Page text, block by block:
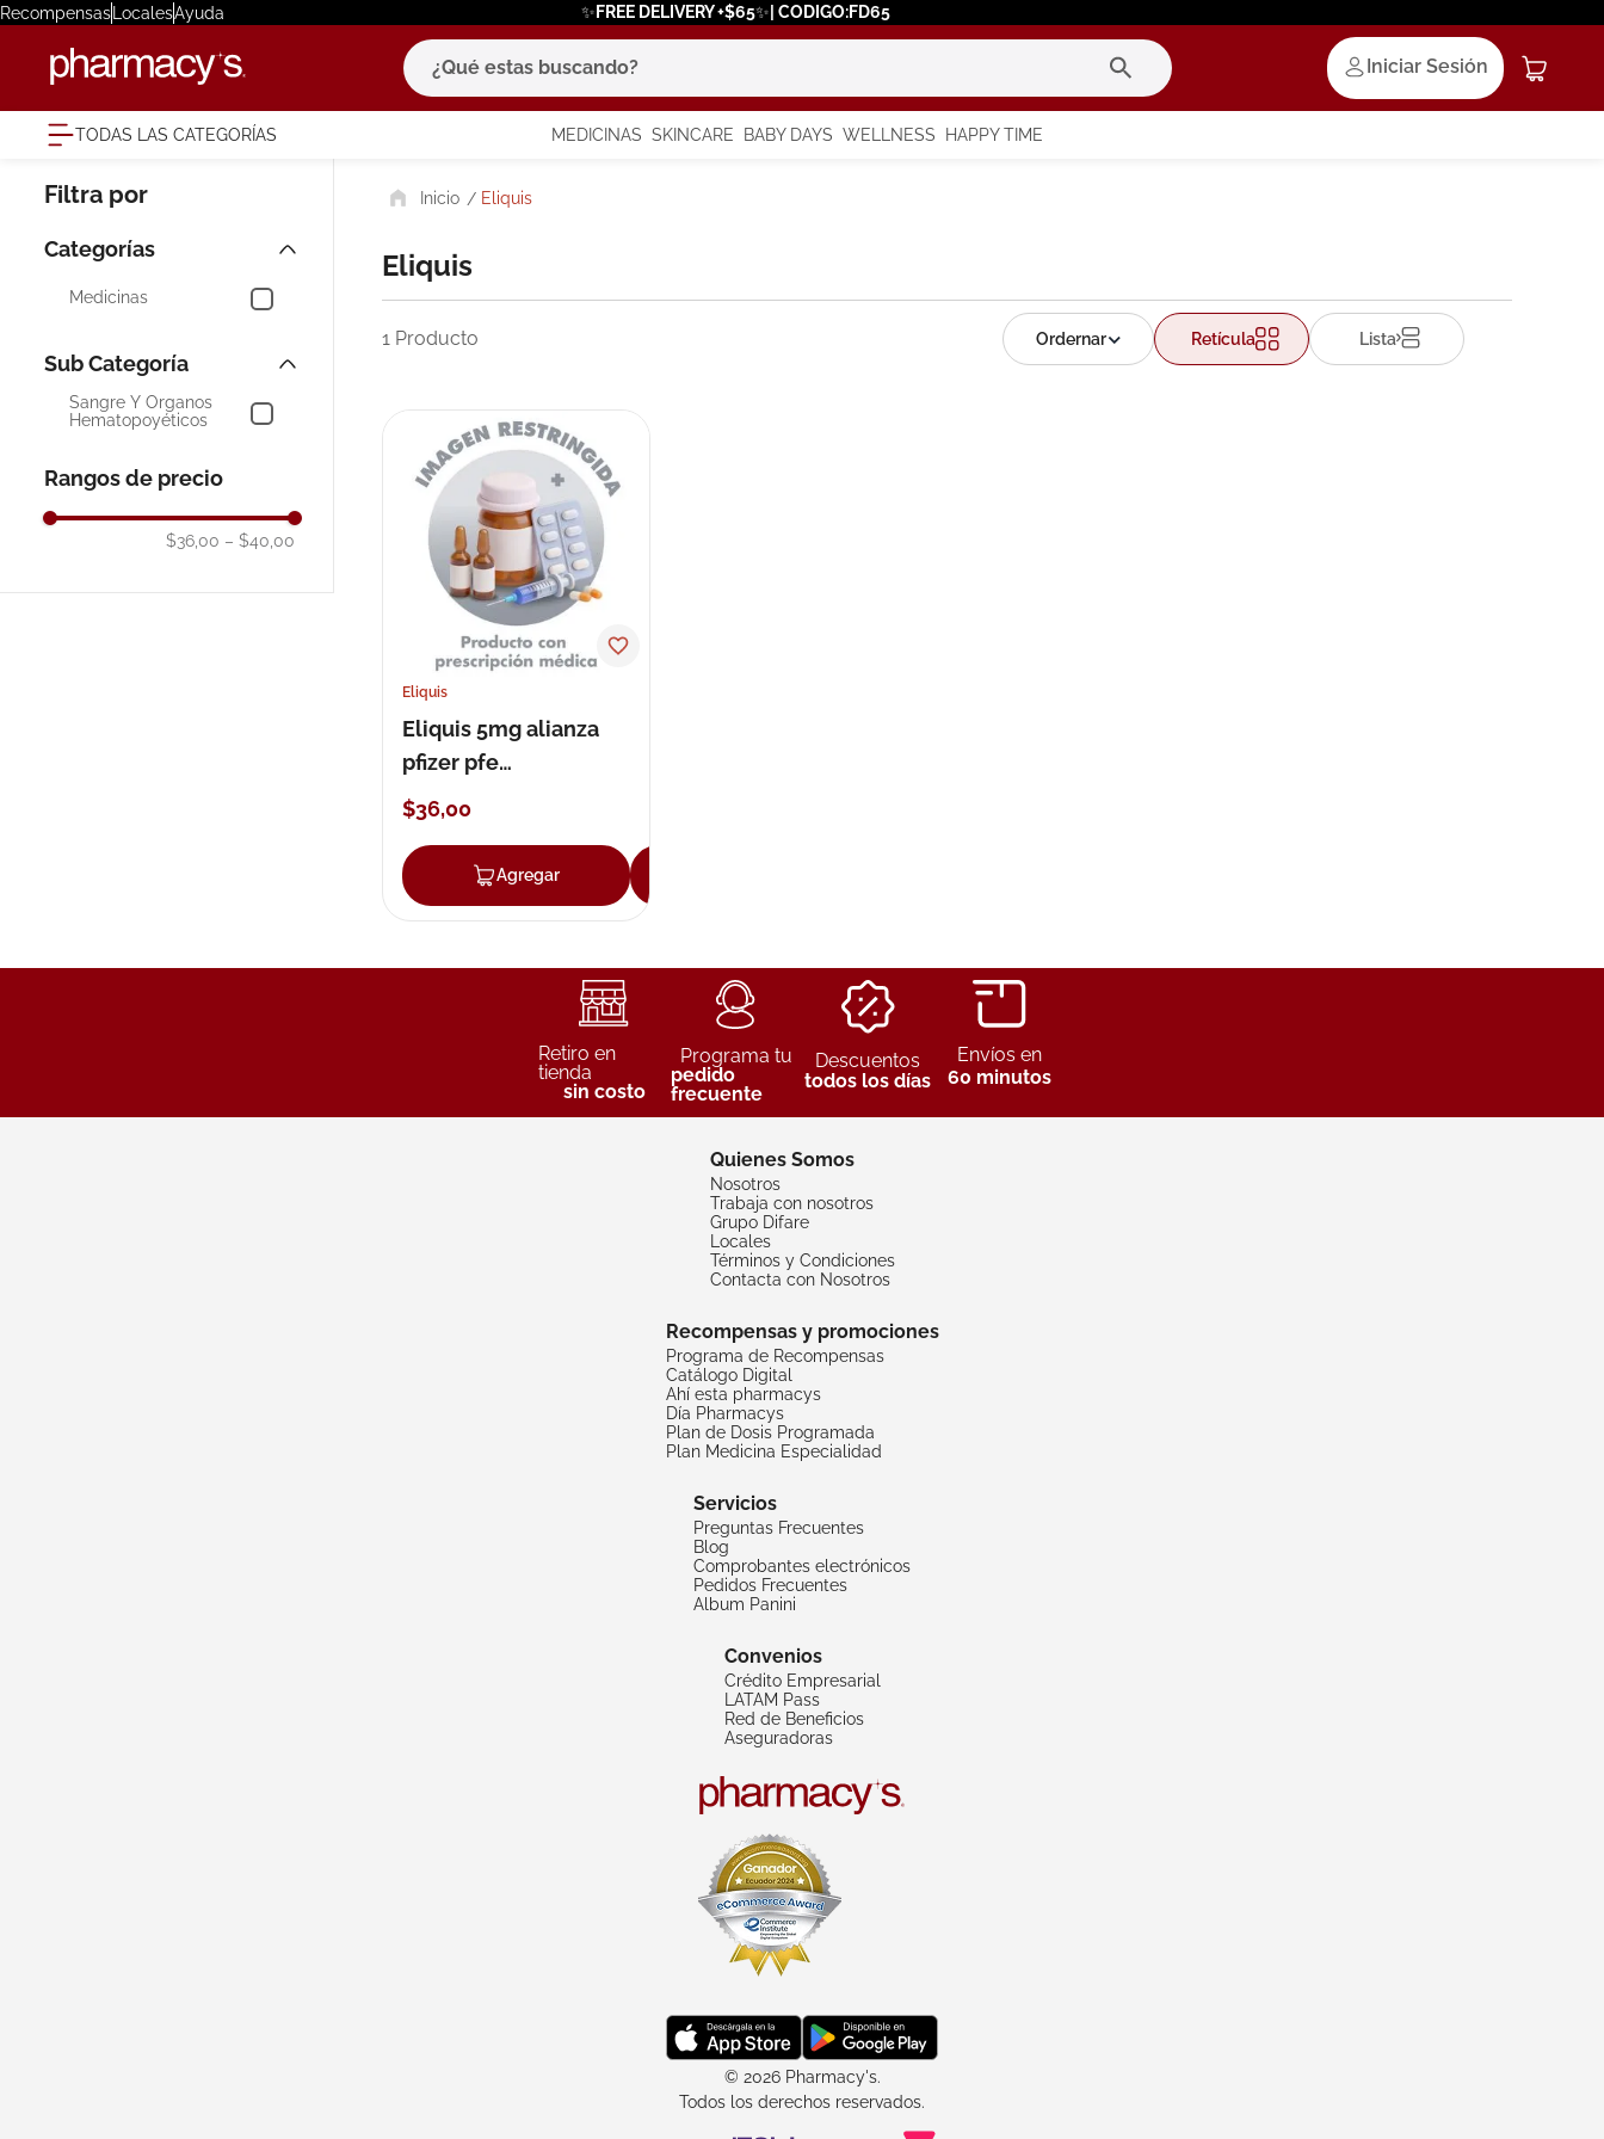
RecompensasLocalesAyuda ✨FREE DELIVERY +$65✨| CODIGO:FD65
¿Qué estas buscando?
Iniciar Sesión
TODAS LAS CATEGORÍAS MEDICINAS SKINCARE BABY DAYS WELLNESS HAPPY TIME
Medicinas
Sangre Y Órganos
Hematopoyéticos
Rangos de precio
$36,00 – $40,00
Eliquis
Eliquis
1 Producto Retícula Lista
Eliquis
Eliquis 5mg alianza
pfizer pfe
biopharmaceuticals
tableta recubierta
$36,00
Agregar
Retiro en
tienda
sin costo
Programa tu
pedido
frecuente
Descuentos
todos los días
Envíos en
60 minutos
Quienes Somos
Nosotros
Trabaja con nosotros
Grupo Difare
Locales
Términos y Condiciones
Contacta con Nosotros
Recompensas y promociones
Programa de Recompensas
Catálogo Digital
Ahí esta pharmacys
Día Pharmacys
Plan de Dosis Programada
Plan Medicina Especialidad
Servicios
Preguntas Frecuentes
Blog
Comprobantes electrónicos
Pedidos Frecuentes
Album Panini
Convenios
Crédito Empresarial
LATAM Pass
Red de Beneficios
Aseguradoras
© 2026 Pharmacy's.
Todos los derechos reservados.
términos más buscados
1. eucerin
6. degraler
7. isdin
roche posay
9. pañales
nivea